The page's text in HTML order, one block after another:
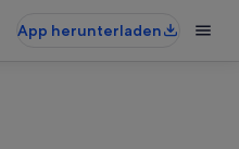
App herunterladen